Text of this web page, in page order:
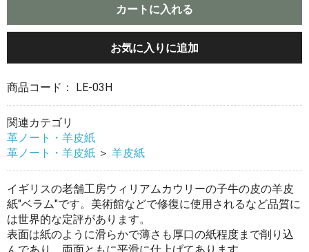
カートに入れる
お気に入りに追加
商品コード： LE-03H
関連カテゴリ
革ノート・羊皮紙
革ノート・羊皮紙 ＞ 羊皮紙
イギリスの老舗工房ウィリアムカウリーの子牛の皮の羊皮
紙"ベラム"です。美術館などで修復に使用されるなど品質に
は世界的な定評があります。
表面は紙のように滑らかで薄さも厚口の紙程度まで削り込